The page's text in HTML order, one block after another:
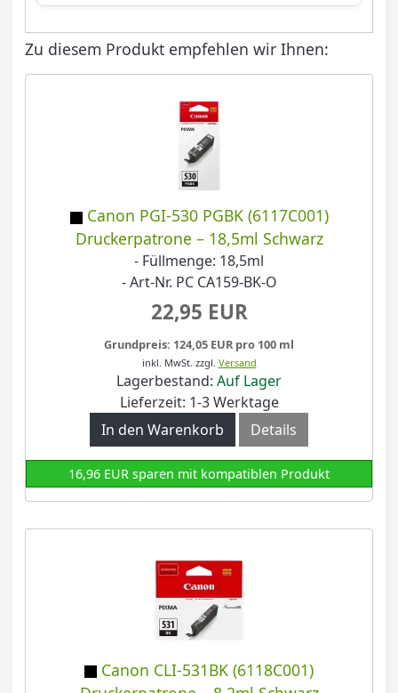
Zu diesem Produkt empfehlen wir Ihnen:
Canon PGI-530 PGBK (6117C001)
Druckerpatrone – 18,5ml Schwarz
- Füllmenge: 18,5ml
- Art-Nr. PC CA159-BK-O
22,95 EUR
Grundpreis: 124,05 EUR pro 100 ml
inkl. MwSt. zzgl. Versand
Lagerbestand: Auf Lager
Lieferzeit: 1-3 Werktage
In den Warenkorb
Details
16,96 EUR sparen mit kompatiblen Produkt
Canon CLI-531BK (6118C001)